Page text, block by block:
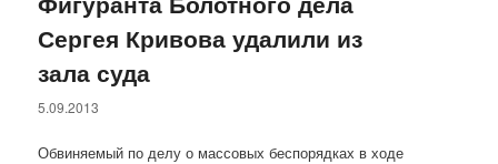
Сергея Кривова удалили из
зала суда
5.09.2013
Обвиняемый по делу о массовых беспорядках в ходе